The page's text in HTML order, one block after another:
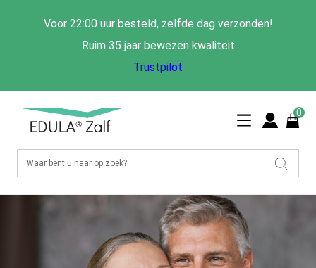
Voor 22:00 uur besteld, zelfde dag verzonden!
Ruim 35 jaar bewezen kwaliteit
Trustpilot
0